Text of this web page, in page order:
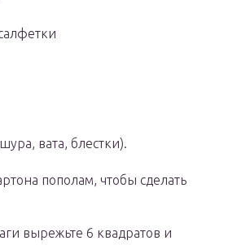
вата, блестки).
пополам, чтобы сделать
вырежьте 6 квадратов и